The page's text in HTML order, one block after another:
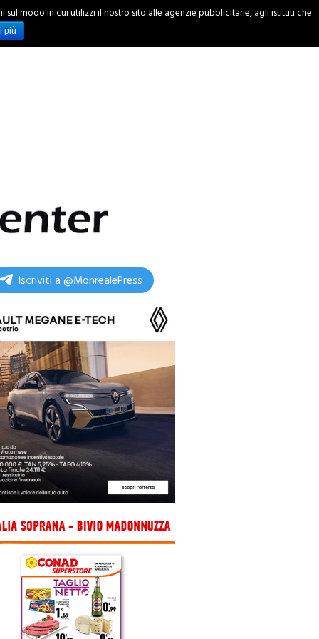
INCHIESTE
Iscriviti a @MonrealePress
modo in cui utilizzi il nostro sito alle agenzie pubblicitarie, agli istituti che
più